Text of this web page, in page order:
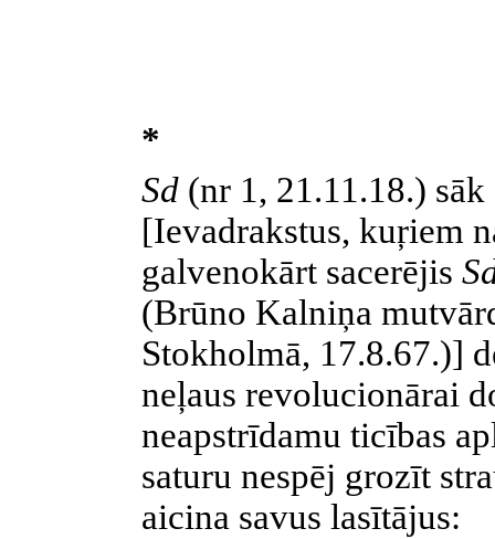
*
Sd (nr 1, 21.11.18.)
[Ievadrakstus, kuŗiem
galvenokārt sacerējis
(Brūno Kalniņa
Stokholmā, 17.8.67.)]
neļaus revolucionārai
neapstrīdamu ticības
saturu nespēj grozīt
aicina savus lasītājus: